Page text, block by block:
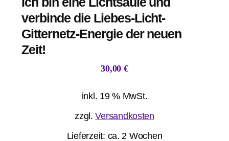
verbinde die Liebes-Licht-
Gitternetz-Energie der neuen
Zeit!
30,00 €
inkl. 19 % MwSt.
zzgl.Versandkosten
Lieferzeit: ca. 2 Wochen